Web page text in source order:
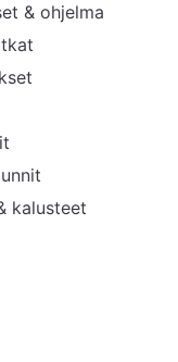
& ohjelma
kalusteet